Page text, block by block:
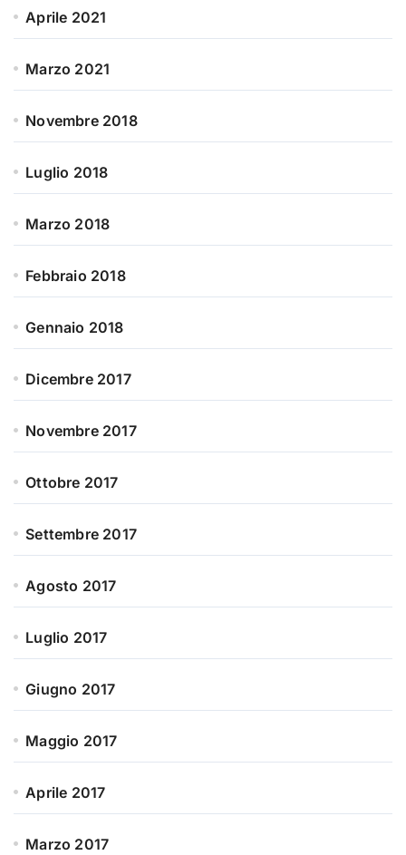
Aprile 2021
Marzo 2021
Novembre 2018
Luglio 2018
Marzo 2018
Febbraio 2018
Gennaio 2018
Dicembre 2017
Novembre 2017
Ottobre 2017
Settembre 2017
Agosto 2017
Luglio 2017
Giugno 2017
Maggio 2017
Aprile 2017
Marzo 2017